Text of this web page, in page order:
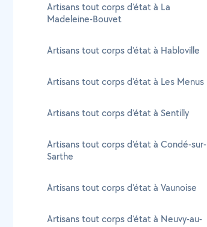
Artisans tout corps d'état à La
Madeleine-Bouvet
Artisans tout corps d'état à Habloville
Artisans tout corps d'état à Les Menus
Artisans tout corps d'état à Sentilly
Artisans tout corps d'état à Condé-sur-
Sarthe
Artisans tout corps d'état à Vaunoise
Artisans tout corps d'état à Neuvy-au-